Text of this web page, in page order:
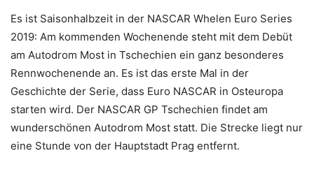
Es ist Saisonhalbzeit in der NASCAR Whelen Euro Series
2019: Am kommenden Wochenende steht mit dem Debüt
am Autodrom Most in Tschechien ein ganz besonderes
Rennwochenende an. Es ist das erste Mal in der
Geschichte der Serie, dass Euro NASCAR in Osteuropa
starten wird. Der NASCAR GP Tschechien findet am
wunderschönen Autodrom Most statt. Die Strecke liegt nur
eine Stunde von der Hauptstadt Prag entfernt.